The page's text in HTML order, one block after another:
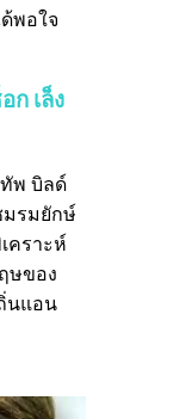
พอใจ
ก เล็ง
พ บิลด์
มรมยักษ์
คราะห์
ษของ
นแอน